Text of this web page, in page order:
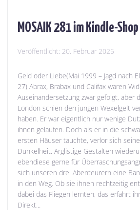
MOSAIK 281 im Kindle-Shop
Veröffentlicht: 20. Februar 2025
Geld oder Liebe(Mai 1999 – Jagd nach
27) Abrax, Brabax und Califax waren
Auseinandersetzung zwar gefolgt, aber
London schien den jungen Wexelgelt
haben. Er war eigentlich nur wenige
ihnen gelaufen. Doch als er in die
ersten Häuser tauchte, verlor sich
Dunkelheit. Arglistige Gestalten
ebendiese gerne für
sich unseren drei Abenteurern eine
in den Weg. Ob sie ihnen rechtzeitig
dabei das Fliegen lernten, das erfahrt
Direkt...